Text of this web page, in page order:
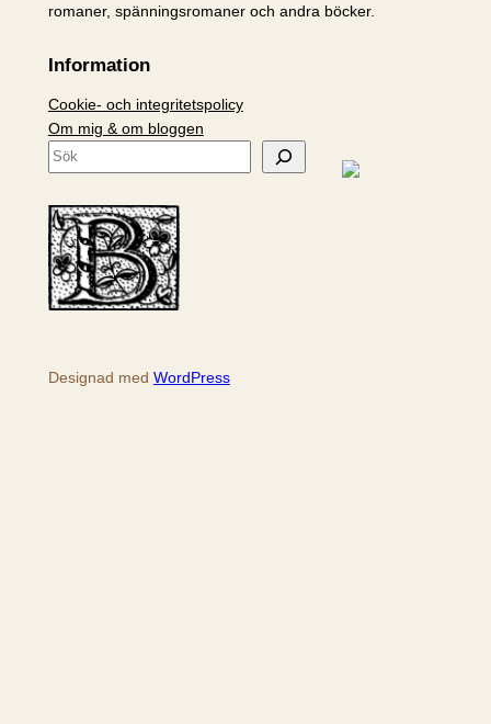
romaner, spänningsromaner och andra böcker.
Information
Cookie- och integritetspolicy
Om mig & om bloggen
S
k
Designad med WordPress